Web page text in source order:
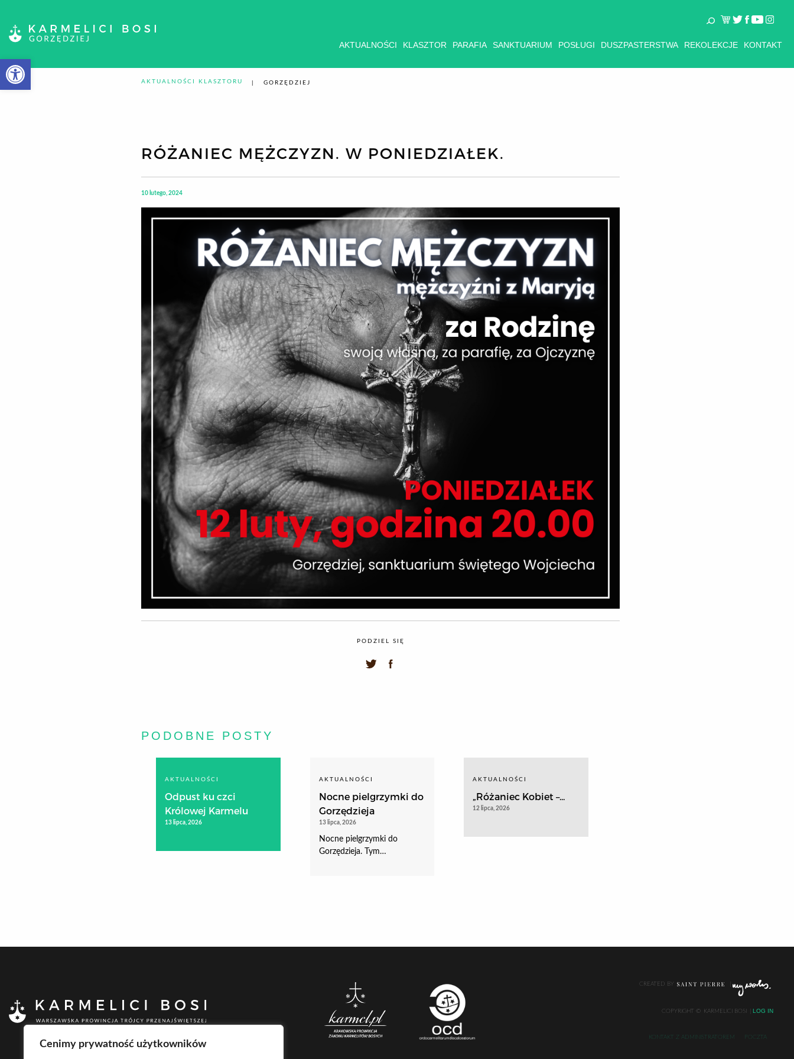
Otwórz pasek narzędzi
Cenimy prywatność użytkowników
AKTUALNOŚCI KLASZTOR PARAFIA SANKTUARIUM POSŁUGI DUSZPASTERSTWA REKOLEKCJE KONTAKT
AKTUALNOŚCI KLASZTORU GORZĘDZIEJ
RÓŻANIEC MĘŻCZYZN. W PONIEDZIAŁEK.
10 lutego, 2024
PODZIEL SIĘ
PODOBNE POSTY
AKTUALNOŚCI
Odpust ku czci
Królowej Karmelu
13 lipca, 2026
AKTUALNOŚCI
Nocne pielgrzymki do
Gorzędzieja
13 lipca, 2026
Nocne pielgrzymki do
Gorzędzieja. Tym…
AKTUALNOŚCI
„Różaniec Kobiet –...
12 lipca, 2026
CREATED BY
COPYRIGHT © KARMELICI BOSI LOG IN
KONTAKT Z ADMINISTRATOREM POCZTA